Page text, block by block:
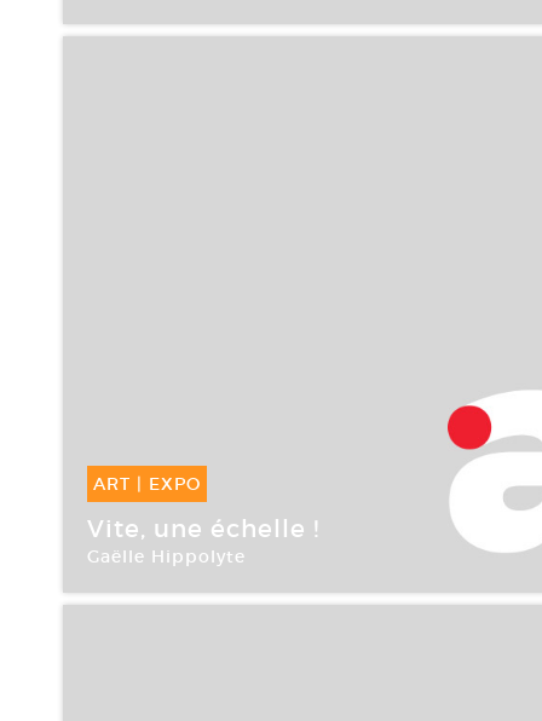
ART | EXPO
12 Sep - 30 Sep 2007
Vite, une échelle !
Gaëlle Hippolyte